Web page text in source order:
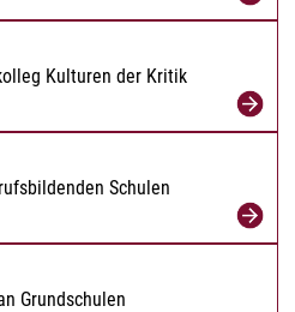
Kulturen der Kritik
Schulen
Grundschulen